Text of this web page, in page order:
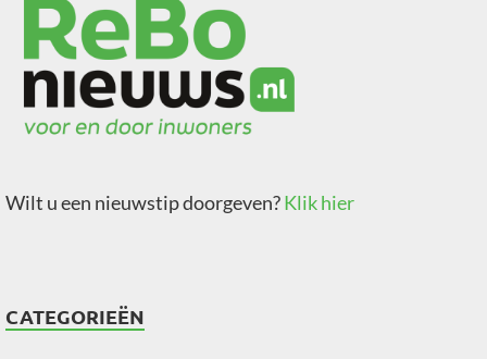
Wilt u een nieuwstip doorgeven?Klik hier
CATEGORIEËN